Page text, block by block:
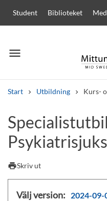
Student Biblioteket
menu
Meny
Start Utbildning Kurs-
Andra söktjänster
Kurser och program
Lediga jobb
printSkriv ut
Välj version: 2024-09-